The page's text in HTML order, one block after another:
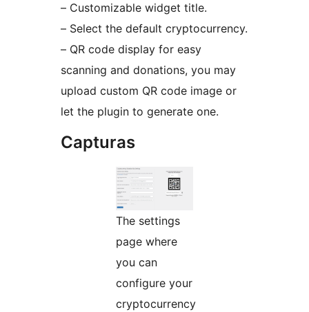
– Customizable widget title.
– Select the default cryptocurrency.
– QR code display for easy
scanning and donations, you may
upload custom QR code image or
let the plugin to generate one.
Capturas
The settings
page where
you can
configure your
cryptocurrency